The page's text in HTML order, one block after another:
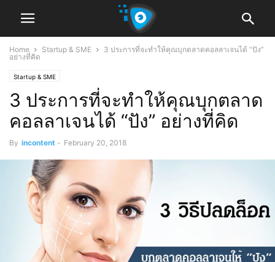
Home Startup & SME
3 ประการที่จะทำให้คุณบุกตลาดคอลลาเจนได้ “ปัง”
อย่างที่คิด
Startup & SME
3 ประการที่จะทำให้คุณบุกตลาด
คอลลาเจนได้ “ปัง” อย่างที่คิด
By incontent - February 20, 2018